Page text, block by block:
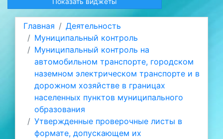
Главная
Деятельность
Муниципальный контроль
Муниципальный контроль на
автомобильном транспорте, городском
наземном электрическом транспорте и в
дорожном хозяйстве в границах
населенных пунктов муниципального
образования
Утвержденные проверочные листы в
формате, допускающем их